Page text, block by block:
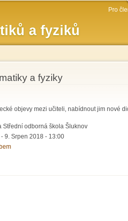
obsahu
a fyziků
Pro
a fyziky
objevy mezi učiteli, nabídnout jim nové
Střední odborná škola Šluknov
- 9. Srpen 2018 - 13:00